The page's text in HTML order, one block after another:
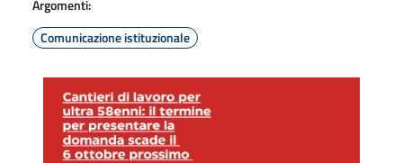
Argomenti:
Comunicazione istituzionale